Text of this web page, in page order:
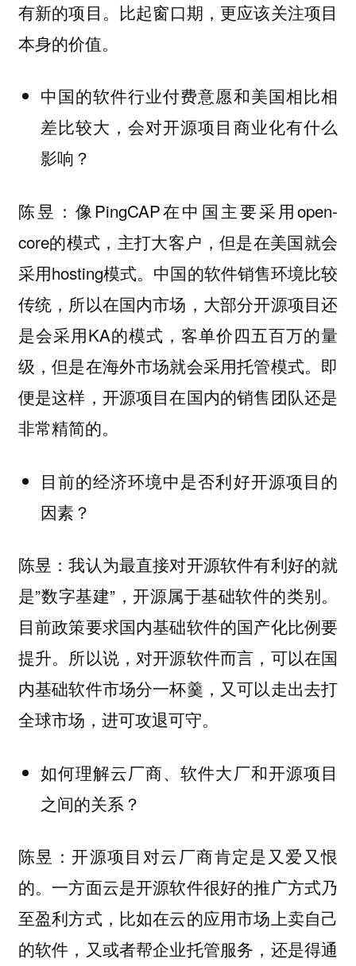
有新的项目。 比起窗口期，更应该关注项目
本身的价值。
中国的软件行业付费意愿和美国相比相
差比较大，会对开源项目商业化有什么
影响？
陈昱：像PingCAP在中国主要采用open-
core的模式，主打大客户，但是在美国就会
采用hosting模式。中国的软件销售环境比较
传统，所以在国内市场，大部分开源项目还
是会采用KA的模式，客单价四五百万的量
级，但是在海外市场就会采用托管模式。即
便是这样，开源项目在国内的销售团队还是
非常精简的。
目前的经济环境中是否利好开源项目的
因素？
陈昱：我认为最直接对开源软件有利好的就
是”数字基建”，开源属于基础软件的类别。
目前政策要求国内基础软件的国产化比例要
提升。所以说，对开源软件而言，可以在国
内基础软件市场分一杯羹，又可以走出去打
全球市场，进可攻退可守。
如何理解云厂商、软件大厂和开源项目
之间的关系？
陈昱：开源项目对云厂商肯定是又爱又恨
的。一方面云是开源软件很好的推广方式乃
至盈利方式，比如在云的应用市场上卖自己
的软件，又或者帮企业托管服务，还是得通